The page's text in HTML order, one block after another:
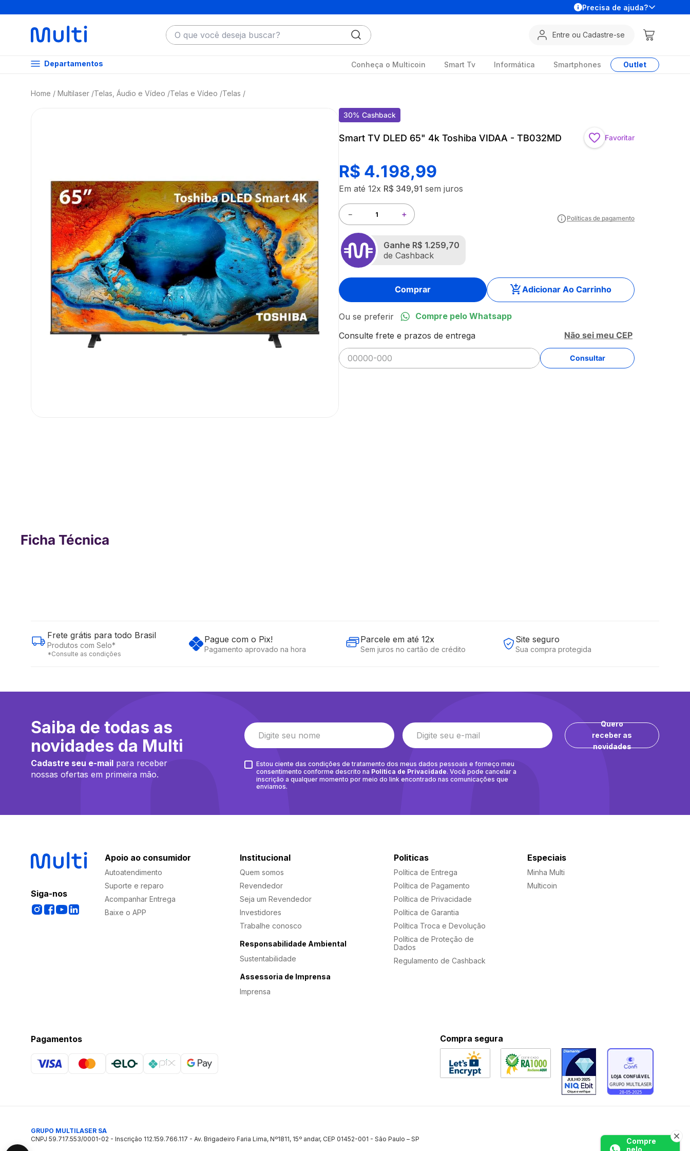
Precisa de ajuda?
O que você deseja buscar?
Entre ou Cadastre-se
Departamentos Conheça o Multicoin Smart Tv Informática Smartphones Outlet
Compre
pelo
Multilaser Telas, Áudio e Vídeo Telas e Vídeo Telas
30% Cashback
Smart TV DLED 65" 4k Toshiba VIDAA - TB032MD Favoritar
R$ 4.198,99
Em até 12x R$ 349,91 sem juros
＋
－ Políticas de pagamento
Ganhe R$ 1.259,70
de Cashback
Comprar Adicionar Ao Carrinho
Compre pelo Whatsapp
Não sei meu CEP
Ficha Técnica
Frete grátis para todo Brasil
Produtos com Selo*
*Consulte as condições
Pague com o Pix!
Pagamento aprovado na hora
Parcele em até 12x
Sem juros no cartão de crédito
Site seguro
Sua compra protegida
Saiba de todas as
novidades da Multi
Cadastre seu e-mail para receber
nossas ofertas em primeira mão.
Quero
receber as
novidades
Estou ciente das condições de tratamento dos meus dados pessoais e forneço meu
consentimento conforme descrito na Política de Privacidade. Você pode cancelar a
inscrição a qualquer momento por meio do link encontrado nas comunicações que
enviamos.
Siga-nos
Apoio ao consumidor
Autoatendimento
Suporte e reparo
Acompanhar Entrega
Baixe o APP
Institucional
Quem somos
Revendedor
Seja um Revendedor
Investidores
Trabalhe conosco
Responsabilidade Ambiental
Sustentabilidade
Assessoria de Imprensa
Imprensa
Politicas
Política de Entrega
Política de Pagamento
Política de Privacidade
Política de Garantia
Política Troca e Devolução
Política de Proteção de
Dados
Regulamento de Cashback
Especiais
Minha Multi
Multicoin
Pagamentos Compra segura
GRUPO MULTILASER SA
CNPJ 59.717.553/0001-02 - Inscrição 112.159.766.117 - Av. Brigadeiro Faria Lima, Nº1811, 15º andar, CEP 01452-001 - São Paulo – SP